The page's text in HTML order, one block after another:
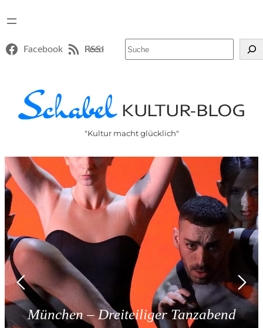
Facebook RSS-Feed
"Kultur macht glücklich"
München – Dreiteiliger Tanzabend